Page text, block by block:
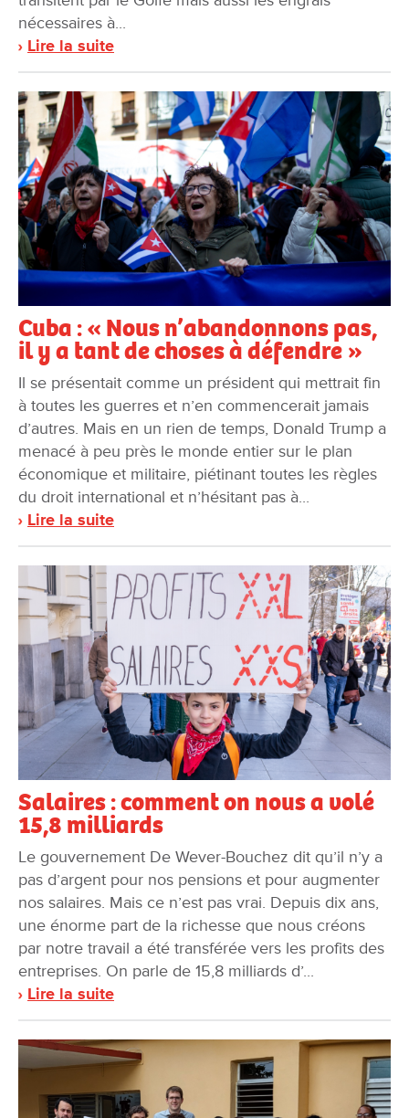
nécessaires à...
Lire la suite
Cuba : « Nous n’abandonnons pas,
il y a tant de choses à défendre »
Il se présentait comme un président qui mettrait fin
à toutes les guerres et n’en commencerait jamais
d’autres. Mais en un rien de temps, Donald Trump a
menacé à peu près le monde entier sur le plan
économique et militaire, piétinant toutes les règles
du droit international et n’hésitant pas à...
Lire la suite
Salaires : comment on nous a volé
15,8 milliards
Le gouvernement De Wever-Bouchez dit qu’il n’y a
pas d’argent pour nos pensions et pour augmenter
nos salaires. Mais ce n’est pas vrai. Depuis dix ans,
une énorme part de la richesse que nous créons
par notre travail a été transférée vers les profits des
entreprises. On parle de 15,8 milliards d’...
Lire la suite